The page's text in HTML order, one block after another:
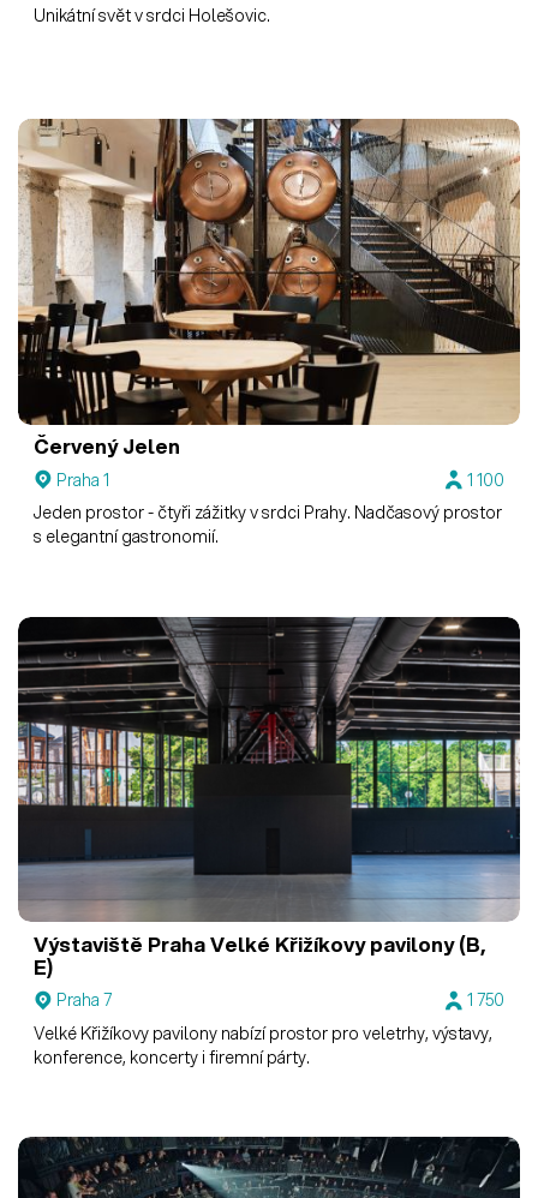
Unikátní svět v srdci Holešovic.
Červený Jelen
Praha 1
1 100
Jeden prostor - čtyři zážitky v srdci Prahy. Nadčasový prostor
s elegantní gastronomií.
Výstaviště PrahaVelké Křižíkovy pavilony (B,
E)
Praha 7
1 750
Velké Křižíkovy pavilony nabízí prostor pro veletrhy, výstavy,
konference, koncerty i firemní párty.